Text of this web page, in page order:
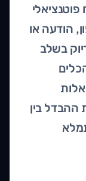
הודעה או
בשלב
ההבדל בין